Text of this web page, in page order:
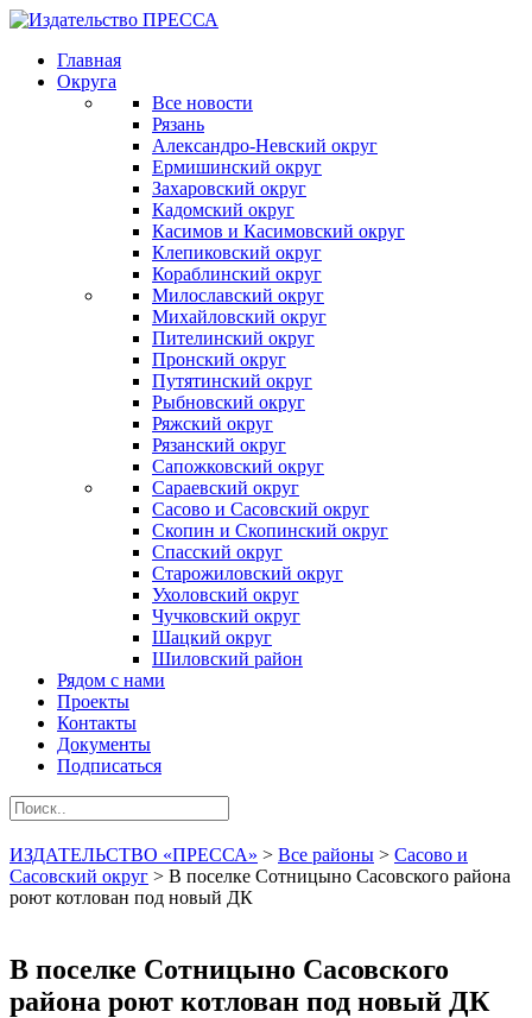
Главная
Округа
Все новости
Рязань
Александро-Невский округ
Ермишинский округ
Захаровский округ
Кадомский округ
Касимов и Касимовский округ
Клепиковский округ
Кораблинский округ
Милославский округ
Михайловский округ
Пителинский округ
Пронский округ
Путятинский округ
Рыбновский округ
Ряжский округ
Рязанский округ
Сапожковский округ
Сараевский округ
Сасово и Сасовский округ
Скопин и Скопинский округ
Спасский округ
Старожиловский округ
Ухоловский округ
Чучковский округ
Шацкий округ
Шиловский район
Рядом с нами
Проекты
Контакты
Документы
Подписаться
ИЗДАТЕЛЬСТВО «ПРЕССА» > Все районы > Сасово и
Сасовский округ > В поселке Сотницыно Сасовского района
роют котлован под новый ДК
В поселке Сотницыно Сасовского
района роют котлован под новый ДК